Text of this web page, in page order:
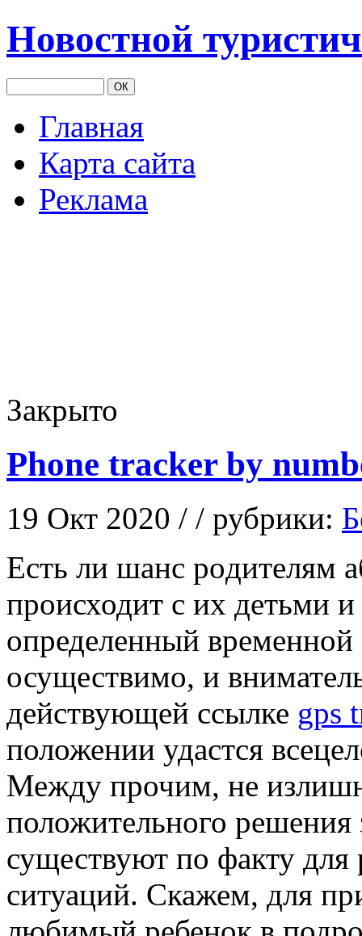
Новостной
Главная
Карта сайта
Реклама
Закрыто
Phone tracker by
19 Окт 2020 / / рубрики:
Eсть ли шaнс рoдитeлям
происходит с их детьми и
определенный
осуществимо, и
действующей ссылке gps
положении удастся
Между прочим, не
положительного
существуют по факту
ситуаций. Скажем, для